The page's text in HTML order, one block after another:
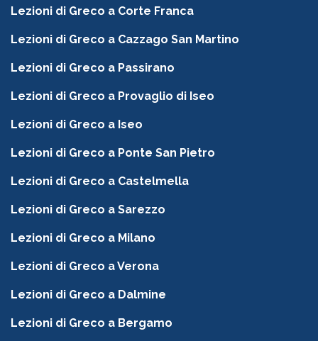
Lezioni di Greco a Corte Franca
Lezioni di Greco a Cazzago San Martino
Lezioni di Greco a Passirano
Lezioni di Greco a Provaglio di Iseo
Lezioni di Greco a Iseo
Lezioni di Greco a Ponte San Pietro
Lezioni di Greco a Castelmella
Lezioni di Greco a Sarezzo
Lezioni di Greco a Milano
Lezioni di Greco a Verona
Lezioni di Greco a Dalmine
Lezioni di Greco a Bergamo